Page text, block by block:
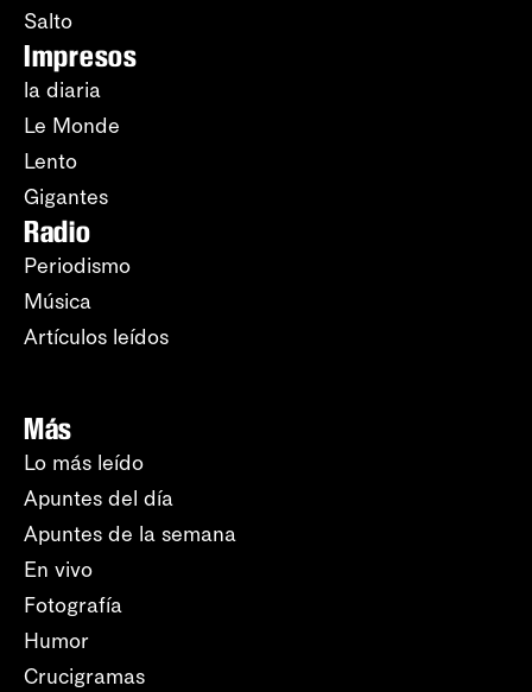
Salto
Impresos
la diaria
Le Monde
Lento
Gigantes
Radio
Periodismo
Música
Artículos leídos
Más
Lo más leído
Apuntes del día
Apuntes de la semana
En vivo
Fotografía
Humor
Crucigramas